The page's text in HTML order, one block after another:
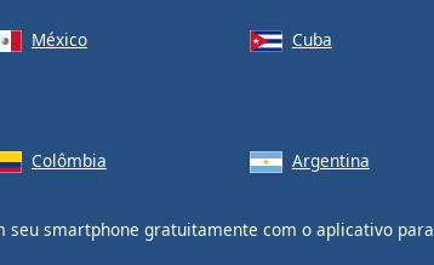
México Cuba
Colômbia Argentina
seu smartphone gratuitamente com o aplicativo para